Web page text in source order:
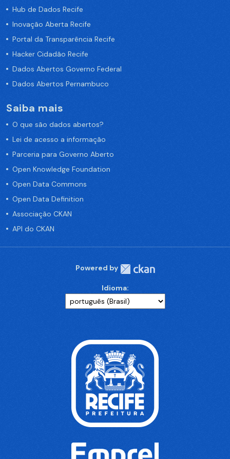
Hub de Dados Recife
Inovação Aberta Recife
Portal da Transparência Recife
Hacker Cidadão Recife
Dados Abertos Governo Federal
Dados Abertos Pernambuco
Saiba mais
O que são dados abertos?
Lei de acesso a informação
Parceria para Governo Aberto
Open Knowledge Foundation
Open Data Commons
Open Data Definition
Associação CKAN
API do CKAN
Powered by
Idioma